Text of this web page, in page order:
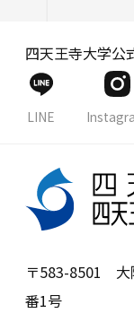
四天王寺大学公
LINE
〒583-8501 大
番1号